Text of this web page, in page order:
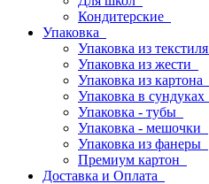
Кондитерские
Упаковка
Упаковка из текстиля
Упаковка из жести
Упаковка из картона
Упаковка в сундуках
Упаковка - тубы
Упаковка - мешочки
Упаковка из фанеры
Премиум картон
Доставка и Оплата